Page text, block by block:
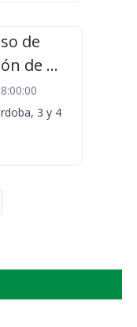
de
de ...
3 y 4